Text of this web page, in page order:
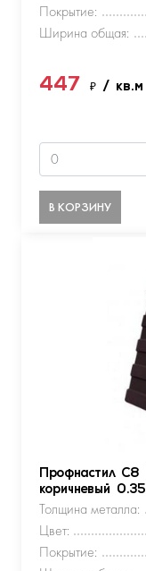
Покрытие:
Ширина общая:
447 ₽ / кв.м
В КОРЗИНУ
Профнастил
коричневый
Толщина металла:
Цвет:
Покрытие: